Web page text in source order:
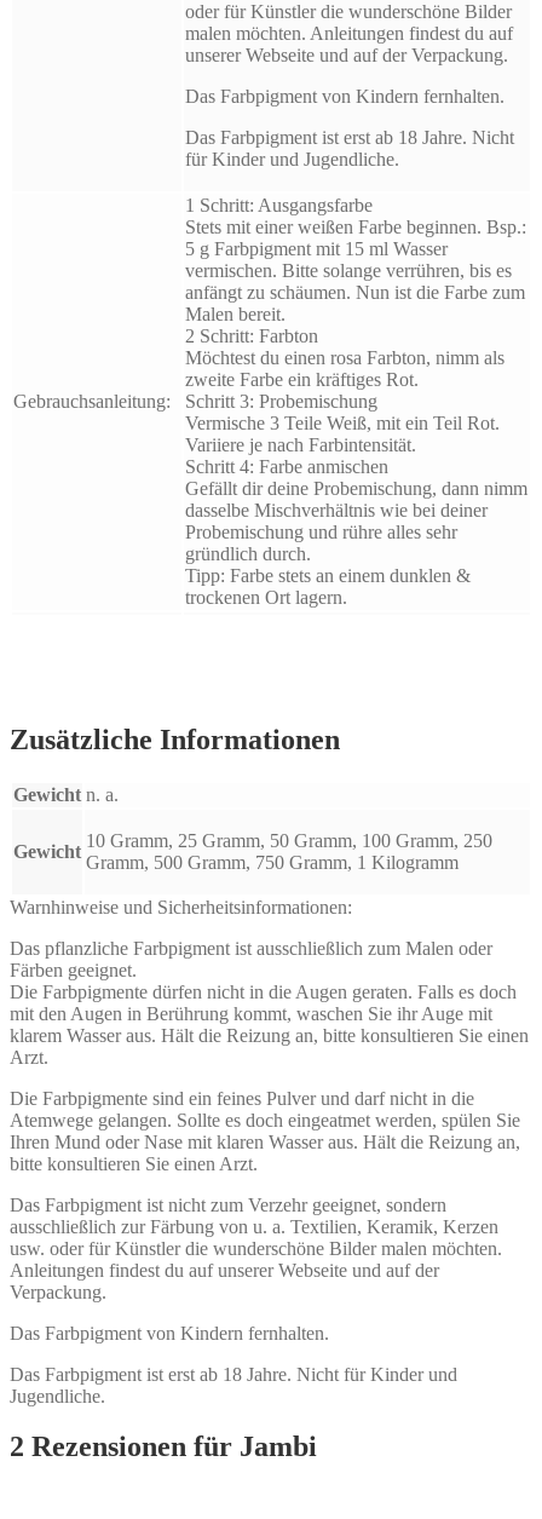
oder für Künstler die wunderschöne Bilder
malen möchten. Anleitungen findest du auf
unserer Webseite und auf der Verpackung.
Das Farbpigment von Kindern fernhalten.
Das Farbpigment ist erst ab 18 Jahre. Nicht
für Kinder und Jugendliche.
Gebrauchsanleitung:
1 Schritt: Ausgangsfarbe
Stets mit einer weißen Farbe beginnen. Bsp.:
5 g Farbpigment mit 15 ml Wasser
vermischen. Bitte solange verrühren, bis es
anfängt zu schäumen. Nun ist die Farbe zum
Malen bereit.
2 Schritt: Farbton
Möchtest du einen rosa Farbton, nimm als
zweite Farbe ein kräftiges Rot.
Schritt 3: Probemischung
Vermische 3 Teile Weiß, mit ein Teil Rot.
Variiere je nach Farbintensität.
Schritt 4: Farbe anmischen
Gefällt dir deine Probemischung, dann nimm
dasselbe Mischverhältnis wie bei deiner
Probemischung und rühre alles sehr
gründlich durch.
Tipp: Farbe stets an einem dunklen &
trockenen Ort lagern.
Zusätzliche Informationen
Gewicht n. a.
Gewicht
10 Gramm, 25 Gramm, 50 Gramm, 100 Gramm, 250
Gramm, 500 Gramm, 750 Gramm, 1 Kilogramm
Warnhinweise und Sicherheitsinformationen:
Das pflanzliche Farbpigment ist ausschließlich zum Malen oder
Färben geeignet.
Die Farbpigmente dürfen nicht in die Augen geraten. Falls es doch
mit den Augen in Berührung kommt, waschen Sie ihr Auge mit
klarem Wasser aus. Hält die Reizung an, bitte konsultieren Sie einen
Arzt.
Die Farbpigmente sind ein feines Pulver und darf nicht in die
Atemwege gelangen. Sollte es doch eingeatmet werden, spülen Sie
Ihren Mund oder Nase mit klaren Wasser aus. Hält die Reizung an,
bitte konsultieren Sie einen Arzt.
Das Farbpigment ist nicht zum Verzehr geeignet, sondern
ausschließlich zur Färbung von u. a. Textilien, Keramik, Kerzen
usw. oder für Künstler die wunderschöne Bilder malen möchten.
Anleitungen findest du auf unserer Webseite und auf der
Verpackung.
Das Farbpigment von Kindern fernhalten.
Das Farbpigment ist erst ab 18 Jahre. Nicht für Kinder und
Jugendliche.
2 Rezensionen für Jambi